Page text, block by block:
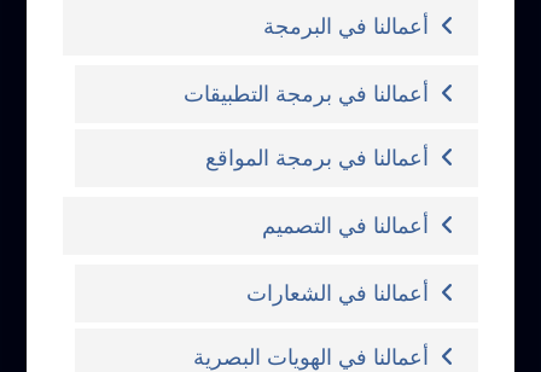
أعمالنا في البرمجة
أعمالنا في برمجة التطبيقات
أعمالنا في برمجة المواقع
أعمالنا في التصميم
أعمالنا في الشعارات
أعمالنا في الهويات البصرية